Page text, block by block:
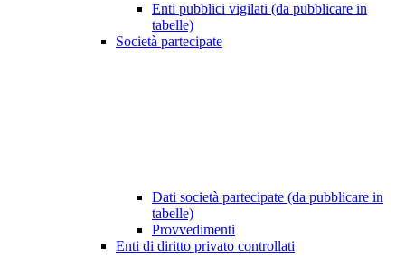
Enti pubblici vigilati (da pubblicare in
tabelle)
Società partecipate
Dati società partecipate (da pubblicare in
tabelle)
Provvedimenti
Enti di diritto privato controllati